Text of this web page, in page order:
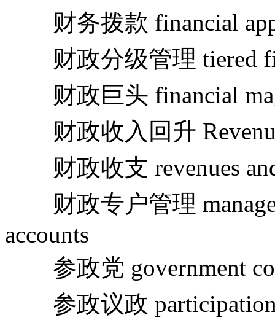
财务拨款 financial
财政分级管理 tiered
财政巨头 financial
财政收入回升
财政收支 revenues and
财政专户管理
accounts
参政党 government
参政议政 participation